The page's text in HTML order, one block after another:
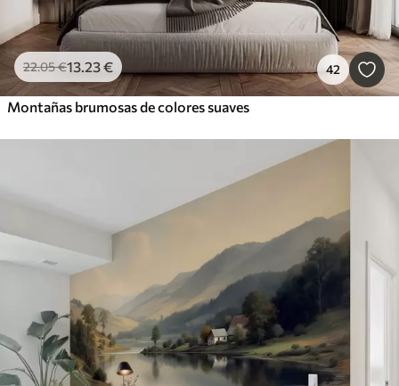
22.05€13.23€ 42
Montañas brumosas de colores suaves